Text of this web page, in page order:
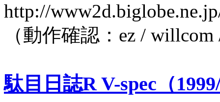
http://
（動作確認：ez /
駄目日誌R V-spec（